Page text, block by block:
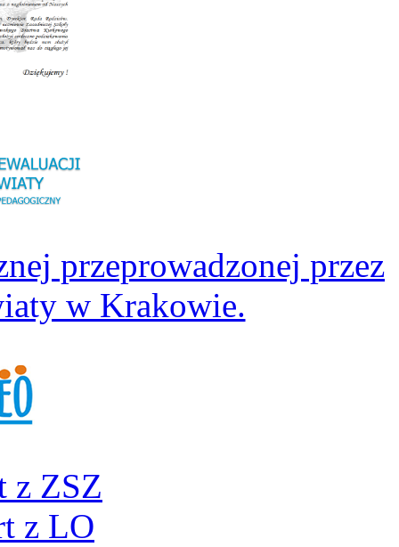
przeprowadzonej przez
w Krakowie.
z ZSZ
z LO